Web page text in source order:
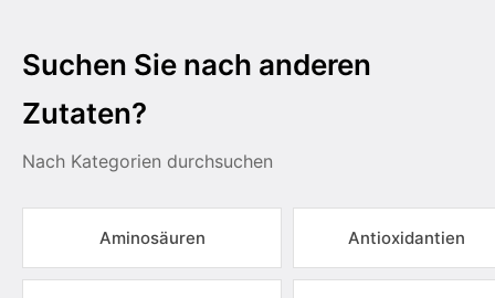
Suchen Sie nach anderen
Zutaten?
Nach Kategorien durchsuchen
Aminosäuren Antioxidantien